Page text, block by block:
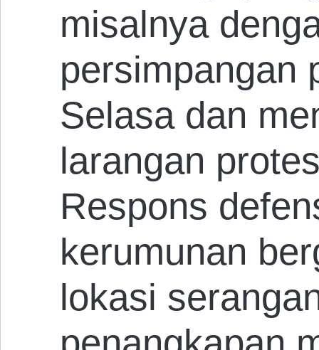
misalnya
persimpangan
Selasa dan
larangan
Respons
kerumunan
lokasi